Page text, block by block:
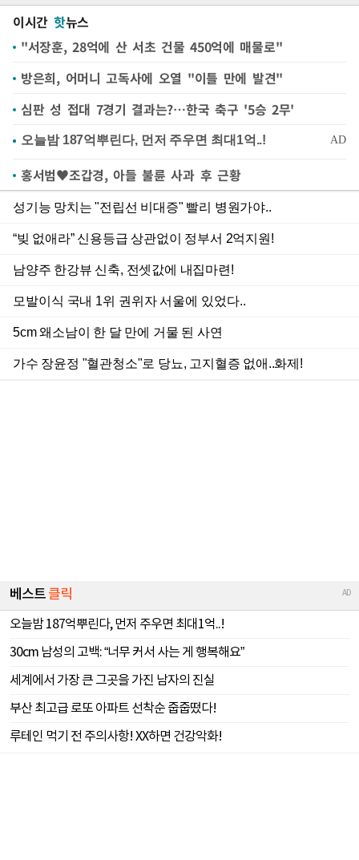
이시간 핫뉴스
"서장훈, 28억에 산 서초 건물 450억에 매물로"
방은희, 어머니 고독사에 오열 "이틀 만에 발견"
심판 성 접대 7경기 결과는?…한국 축구 '5승 2무'
홍서범♥조갑경, 아들 불륜 사과 후 근황